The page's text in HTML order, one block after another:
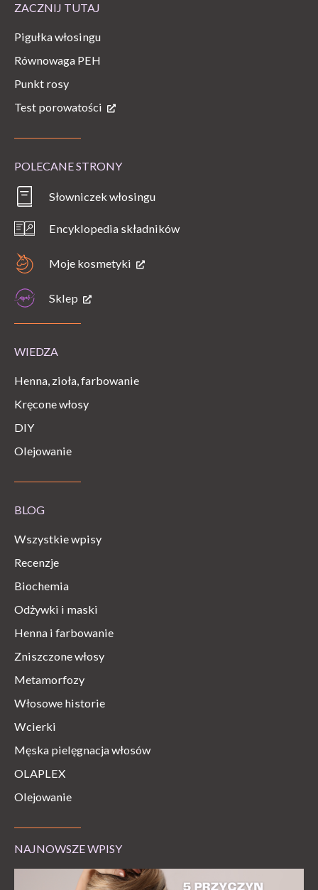
ZACZNIJ TUTAJ
Pigułka włosingu
Równowaga PEH
Punkt rosy
Test porowatości
POLECANE STRONY
Słowniczek włosingu
Encyklopedia składników
Moje kosmetyki
Sklep
WIEDZA
Henna, zioła, farbowanie
Kręcone włosy
DIY
Olejowanie
BLOG
Wszystkie wpisy
Recenzje
Biochemia
Odżywki i maski
Henna i farbowanie
Zniszczone włosy
Metamorfozy
Włosowe historie
Wcierki
Męska pielęgnacja włosów
OLAPLEX
Olejowanie
NAJNOWSZE WPISY